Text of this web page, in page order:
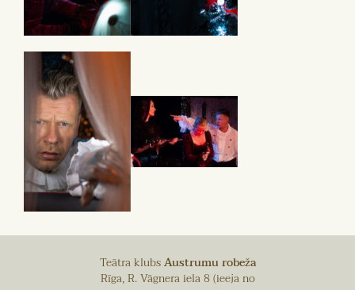
Teātra klubsAustrumu robeža
Rīga, R. Vāgnera iela 8 (ieeja no